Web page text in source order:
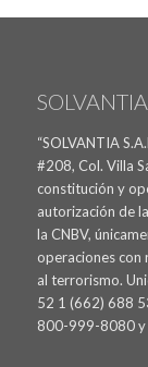
SOLVANTIA
“SOLVANTIA
#208, Col. Villa
constitución y
autorización de
la CNBV,
operaciones con
al terrorismo.
52 1 (662) 688
800-999-8080